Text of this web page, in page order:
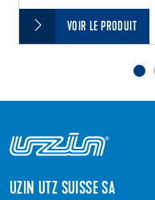
VOIR LE PRODUIT
UZIN UTZ SUISSE SA